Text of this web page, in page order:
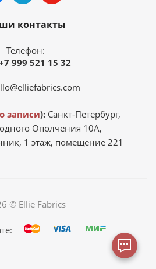
контакты
Телефон:
999 521 15 32
записи):Санкт-Петербург,
Ополчения 10А,
1 этаж, помещение 221
© Ellie Fabrics